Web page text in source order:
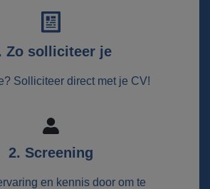
Zo solliciteer je
Solliciteer direct met je CV!
2. Screening
en kennis door om te